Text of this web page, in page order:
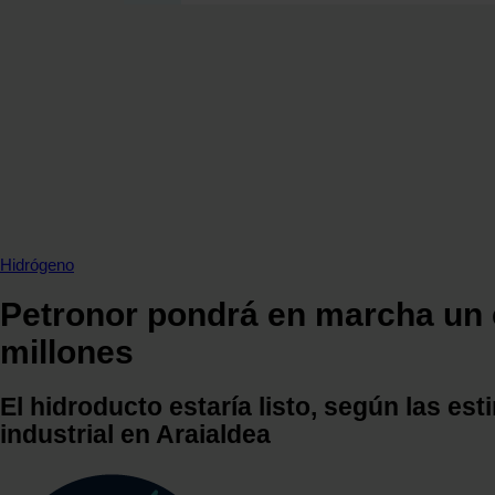
MOVILIDAD
HIDRÓGENO
Hidrógeno
Petronor pondrá en marcha
millones
El hidroducto estaría listo, según las
industrial en Araialdea